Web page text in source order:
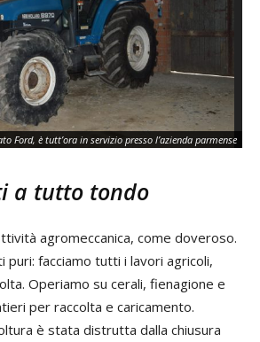
Ford, è tutt’ora in servizio presso l’azienda parmense
a tutto tondo
agromeccanica, come doveroso.
puri: facciamo tutti i lavori agricoli,
Operiamo su cerali, fienagione e
per raccolta e caricamento.
è stata distrutta dalla chiusura